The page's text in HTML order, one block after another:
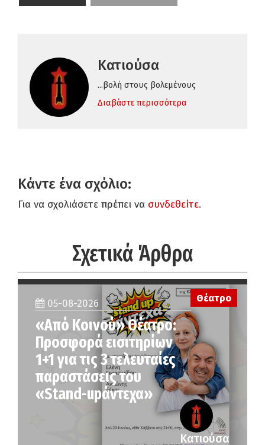
Κατιούσα
...βολή στους βολεμένους
Διαβάστε περισσότερα
Κάντε ένα σχόλιο:
Για να σχολιάσετε πρέπει να συνδεθείτε.
Σχετικά Άρθρα
Θέατρο
05-08-2026
«Από Κοινού» Θέατρο:
Προσφορά εισιτηρίων
1+1 για τις 3 τελευταίες
παραστάσεις του
«Stand-upάντεχα»
Κατιούσα